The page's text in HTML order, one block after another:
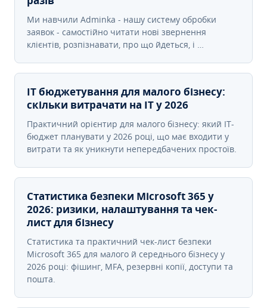
Ми навчили Adminka - нашу систему обробки
заявок - самостійно читати нові звернення
клієнтів, розпізнавати, про що йдеться, і …
IT бюджетування для малого бізнесу:
скільки витрачати на IT у 2026
Практичний орієнтир для малого бізнесу: який IT-
бюджет планувати у 2026 році, що має входити у
витрати та як уникнути непередбачених простоїв.
Статистика безпеки Microsoft 365 у
2026: ризики, налаштування та чек-
лист для бізнесу
Статистика та практичний чек-лист безпеки
Microsoft 365 для малого й середнього бізнесу у
2026 році: фішинг, MFA, резервні копії, доступи та
пошта.